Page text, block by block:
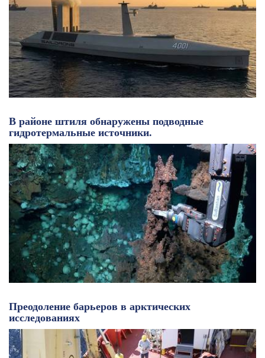
В районе штиля обнаружены подводные
гидротермальные источники.
Преодоление барьеров в арктических
исследованиях